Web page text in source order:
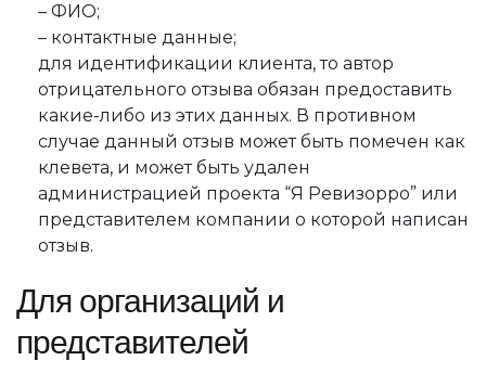
– ФИО;
– контактные данные;
для идентификации клиента, то автор
отрицательного отзыва обязан предоставить
какие-либо из этих данных. В противном
случае данный отзыв может быть помечен как
клевета, и может быть удален
администрацией проекта “Я Ревизорро” или
представителем компании о которой написан
отзыв.
Для организаций и
представителей